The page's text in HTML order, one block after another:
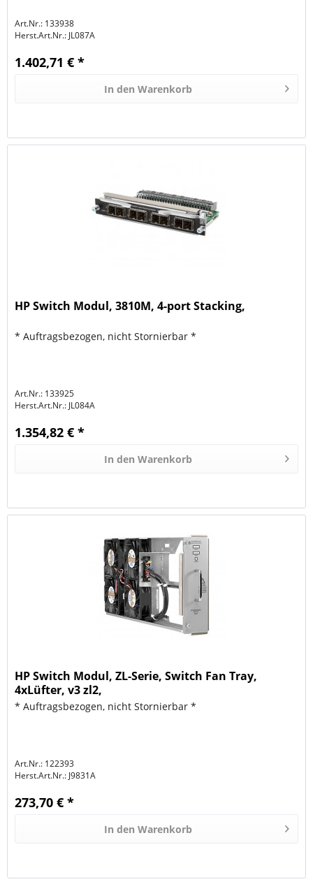
Art.Nr.: 133938
Herst.Art.Nr.: JL087A
1.402,71 € *
In den Warenkorb
HP Switch Modul, 3810M, 4-port Stacking,
* Auftragsbezogen, nicht Stornierbar *
Art.Nr.: 133925
Herst.Art.Nr.: JL084A
1.354,82 € *
In den Warenkorb
HP Switch Modul, ZL-Serie, Switch Fan Tray,
4xLüfter, v3 zl2,
* Auftragsbezogen, nicht Stornierbar *
Art.Nr.: 122393
Herst.Art.Nr.: J9831A
273,70 € *
In den Warenkorb